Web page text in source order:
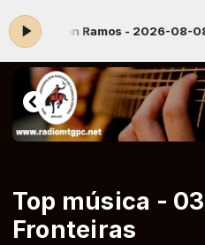
Odilon Ramos - 2026-08-
Top música -
Fronteiras